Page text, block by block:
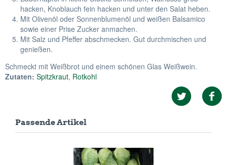
hacken, Knoblauch fein hacken und unter den Salat heben.
Mit Olivenöl oder Sonnenblumenöl und weißen Balsamico
sowie einer Prise Zucker anmachen.
Mit Salz und Pfeffer abschmecken. Gut durchmischen und
genießen.
Schmeckt mit Weißbrot und einem schönen Glas Weißwein.
Zutaten: Spitzkraut, Rotkohl
Passende Artikel